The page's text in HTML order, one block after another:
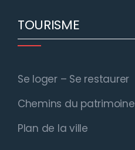
TOURISME
Se loger – Se restaurer
Chemins du patrimoine
Plan de la ville